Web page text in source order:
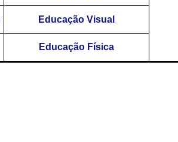
Educação Visual
Educação Física